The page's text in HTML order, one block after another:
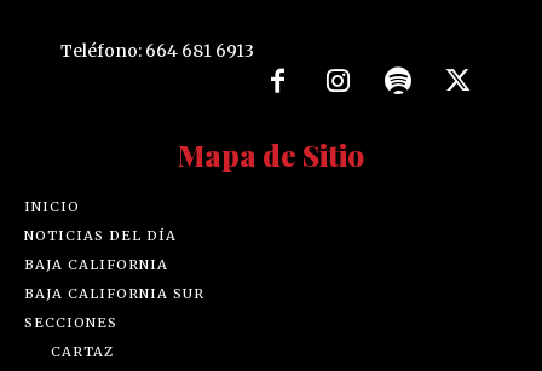
Teléfono: 664 681 6913
Mapa de Sitio
INICIO
NOTICIAS DEL DÍA
BAJA CALIFORNIA
BAJA CALIFORNIA SUR
SECCIONES
CARTAZ